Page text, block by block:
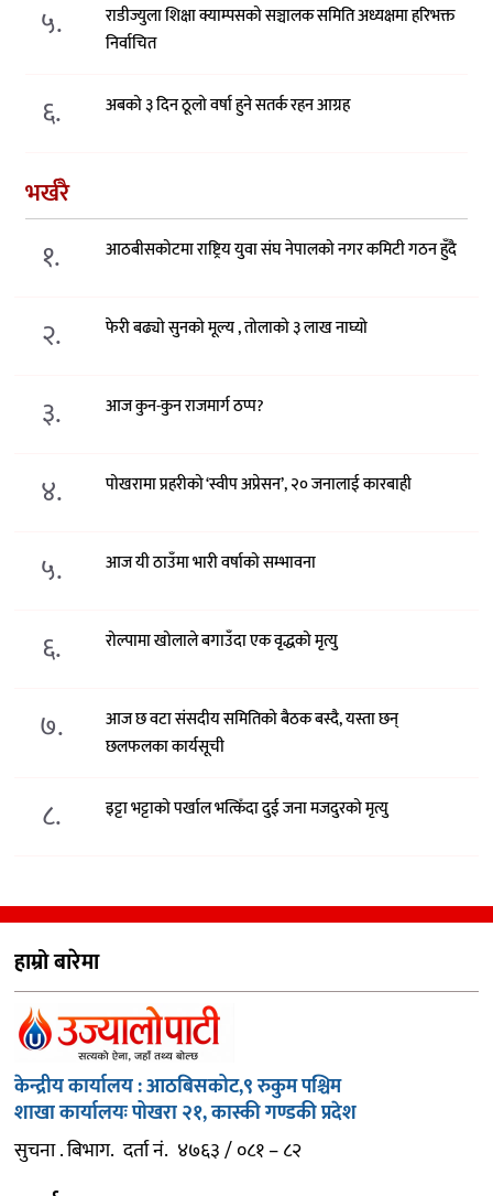
५.
राडीज्युला शिक्षा क्याम्पसको सञ्चालक समिति अध्यक्षमा हरिभक्त
निर्वाचित
६. अबको ३ दिन ठूलो वर्षा हुने सतर्क रहन आग्रह
भर्खरै
१. आठबीसकोटमा राष्ट्रिय युवा संघ नेपालको नगर कमिटी गठन हुँदै
२. फेरी बढ्यो सुनको मूल्य , तोलाको ३ लाख नाघ्यो
३. आज कुन-कुन राजमार्ग ठप्प?
४. पोखरामा प्रहरीको ‘स्वीप अप्रेसन’, २० जनालाई कारबाही
५. आज यी ठाउँमा भारी वर्षाको सम्भावना
६. रोल्पामा खोलाले बगाउँदा एक वृद्धको मृत्यु
७.
आज छ वटा संसदीय समितिको बैठक बस्दै, यस्ता छन्
छलफलका कार्यसूची
८. इट्टा भट्टाको पर्खाल भत्किँदा दुई जना मजदुरको मृत्यु
हाम्रो बारेमा
केन्द्रीय कार्यालय : आठबिसकोट,९ रुकुम पश्चिम
शाखा कार्यालयः पोखरा २१, कास्की गण्डकी प्रदेश
सुचना . बिभाग. दर्ता नं. ४७६३ / ०८१ – ८२